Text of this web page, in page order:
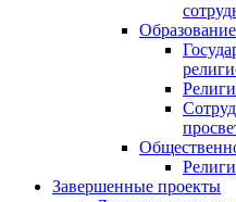
Завершенные проекты